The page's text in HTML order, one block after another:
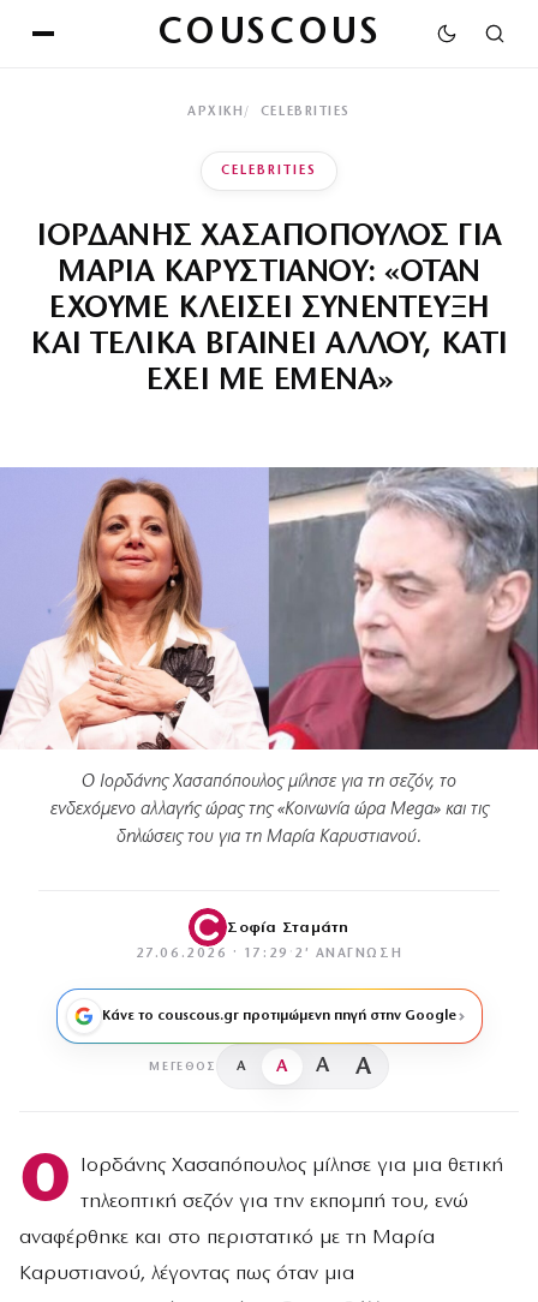
COUSCOUS
ΑΡΧΙΚΉ CELEBRITIES
CELEBRITIES
ΙΟΡΔΑΝΗΣ ΧΑΣΑΠΟΠΟΥΛΟΣ ΓΙΑ
ΜΑΡΙΑ ΚΑΡΥΣΤΙΑΝΟΥ: «ΟΤΑΝ
ΕΧΟΥΜΕ ΚΛΕΙΣΕΙ ΣΥΝΕΝΤΕΥΞΗ
ΚΑΙ ΤΕΛΙΚΑ ΒΓΑΙΝΕΙ ΑΛΛΟΥ, ΚΑΤΙ
ΕΧΕΙ ΜΕ ΕΜΕΝΑ»
Ο Ιορδάνης Χασαπόπουλος μίλησε για τη σεζόν, το
ενδεχόμενο αλλαγής ώρας της «Κοινωνία ώρα Mega» και τις
δηλώσεις του για τη Μαρία Καρυστιανού.
Σοφία Σταμάτη
27.06.2026 · 17:29 · 2′ ΑΝΆΓΝΩΣΗ
Κάνε το couscous.gr προτιμώμενη πηγή στην Google
ΜΈΓΕΘΟΣ A A A A
Ο
Ιορδάνης Χασαπόπουλος μίλησε για μια θετική
τηλεοπτική σεζόν για την εκπομπή του, ενώ
αναφέρθηκε και στο περιστατικό με τη Μαρία
Καρυστιανού, λέγοντας πως όταν μια